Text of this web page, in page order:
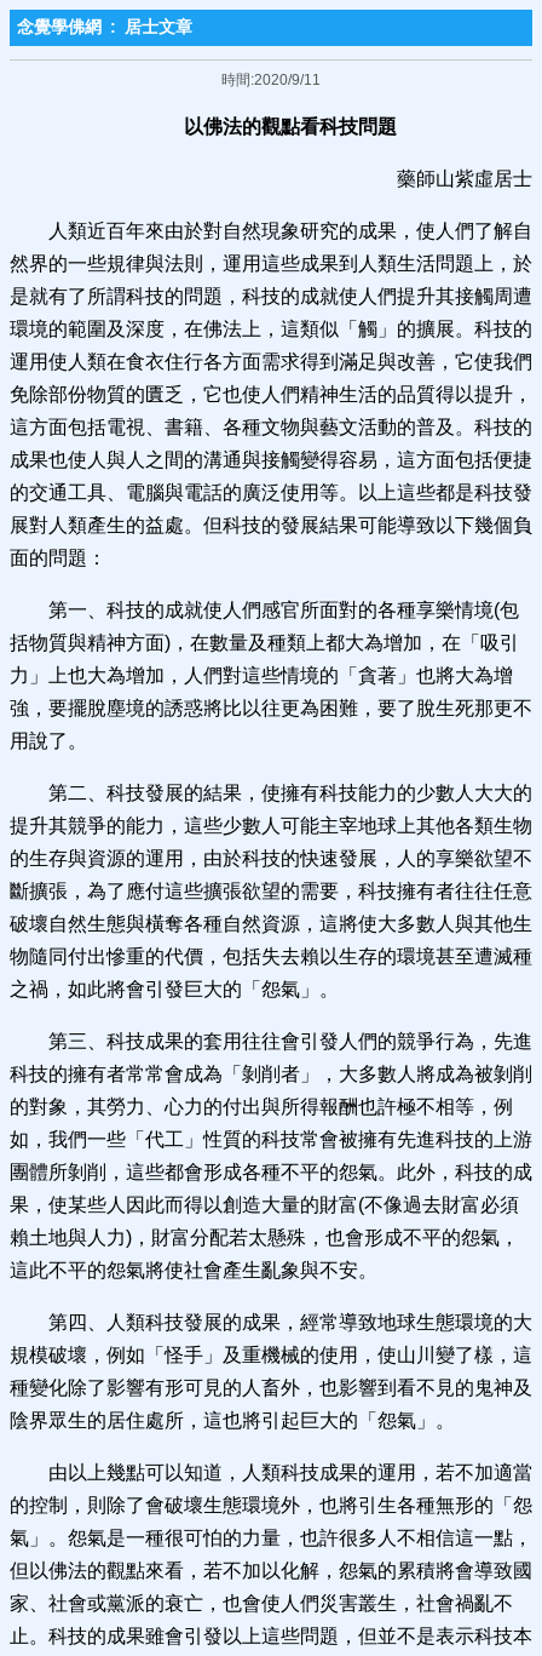
念覺學佛網 : 居士文章
時間:2020/9/11
以佛法的觀點看科技問題
藥師山紫虛居士
人類近百年來由於對自然現象研究的成果，使人們了解自
然界的一些規律與法則，運用這些成果到人類生活問題上，於
是就有了所謂科技的問題，科技的成就使人們提升其接觸周遭
環境的範圍及深度，在佛法上，這類似「觸」的擴展。科技的
運用使人類在食衣住行各方面需求得到滿足與改善，它使我們
免除部份物質的匱乏，它也使人們精神生活的品質得以提升，
這方面包括電視、書籍、各種文物與藝文活動的普及。科技的
成果也使人與人之間的溝通與接觸變得容易，這方面包括便捷
的交通工具、電腦與電話的廣泛使用等。以上這些都是科技發
展對人類產生的益處。但科技的發展結果可能導致以下幾個負
面的問題：
第一、科技的成就使人們感官所面對的各種享樂情境(包
括物質與精神方面)，在數量及種類上都大為增加，在「吸引
力」上也大為增加，人們對這些情境的「貪著」也將大為增
強，要擺脫塵境的誘惑將比以往更為困難，要了脫生死那更不
用說了。
第二、科技發展的結果，使擁有科技能力的少數人大大的
提升其競爭的能力，這些少數人可能主宰地球上其他各類生物
的生存與資源的運用，由於科技的快速發展，人的享樂欲望不
斷擴張，為了應付這些擴張欲望的需要，科技擁有者往往任意
破壞自然生態與橫奪各種自然資源，這將使大多數人與其他生
物隨同付出慘重的代價，包括失去賴以生存的環境甚至遭滅種
之禍，如此將會引發巨大的「怨氣」。
第三、科技成果的套用往往會引發人們的競爭行為，先進
科技的擁有者常常會成為「剝削者」，大多數人將成為被剝削
的對象，其勞力、心力的付出與所得報酬也許極不相等，例
如，我們一些「代工」性質的科技常會被擁有先進科技的上游
團體所剝削，這些都會形成各種不平的怨氣。此外，科技的成
果，使某些人因此而得以創造大量的財富(不像過去財富必須
賴土地與人力)，財富分配若太懸殊，也會形成不平的怨氣，
這此不平的怨氣將使社會產生亂象與不安。
第四、人類科技發展的成果，經常導致地球生態環境的大
規模破壞，例如「怪手」及重機械的使用，使山川變了樣，這
種變化除了影響有形可見的人畜外，也影響到看不見的鬼神及
陰界眾生的居住處所，這也將引起巨大的「怨氣」。
由以上幾點可以知道，人類科技成果的運用，若不加適當
的控制，則除了會破壞生態環境外，也將引生各種無形的「怨
氣」。怨氣是一種很可怕的力量，也許很多人不相信這一點，
但以佛法的觀點來看，若不加以化解，怨氣的累積將會導致國
家、社會或黨派的衰亡，也會使人們災害叢生，社會禍亂不
止。科技的成果雖會引發以上這些問題，但並不是表示科技本